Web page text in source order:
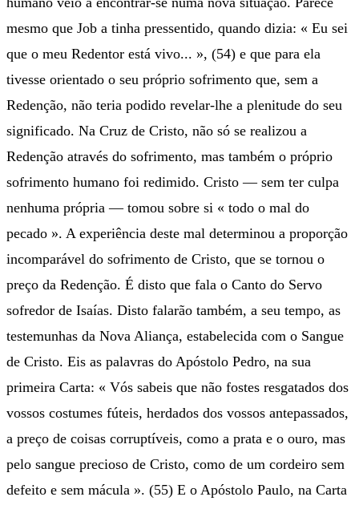
mesmo que Job a tinha pressentido, quando dizia: « Eu sei
que o meu Redentor está vivo... », (54) e que para ela
tivesse orientado o seu próprio sofrimento que, sem a
Redenção, não teria podido revelar-lhe a plenitude do seu
significado. Na Cruz de Cristo, não só se realizou a
Redenção através do sofrimento, mas também o próprio
sofrimento humano foi redimido. Cristo — sem ter culpa
nenhuma própria — tomou sobre si « todo o mal do
pecado ». A experiência deste mal determinou a proporção
incomparável do sofrimento de Cristo, que se tornou o
preço da Redenção. É disto que fala o Canto do Servo
sofredor de Isaías. Disto falarão também, a seu tempo, as
testemunhas da Nova Aliança, estabelecida com o Sangue
de Cristo. Eis as palavras do Apóstolo Pedro, na sua
primeira Carta: « Vós sabeis que não fostes resgatados dos
vossos costumes fúteis, herdados dos vossos antepassados,
a preço de coisas corruptíveis, como a prata e o ouro, mas
pelo sangue precioso de Cristo, como de um cordeiro sem
defeito e sem mácula ». (55) E o Apóstolo Paulo, na Carta